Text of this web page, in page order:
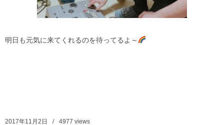
明日も元気に来てくれるのを待ってるよ～
2017年11月2日 4977 views